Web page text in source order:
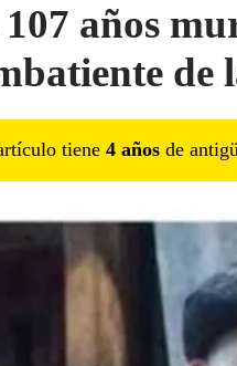
años
de
tiene 4 años de